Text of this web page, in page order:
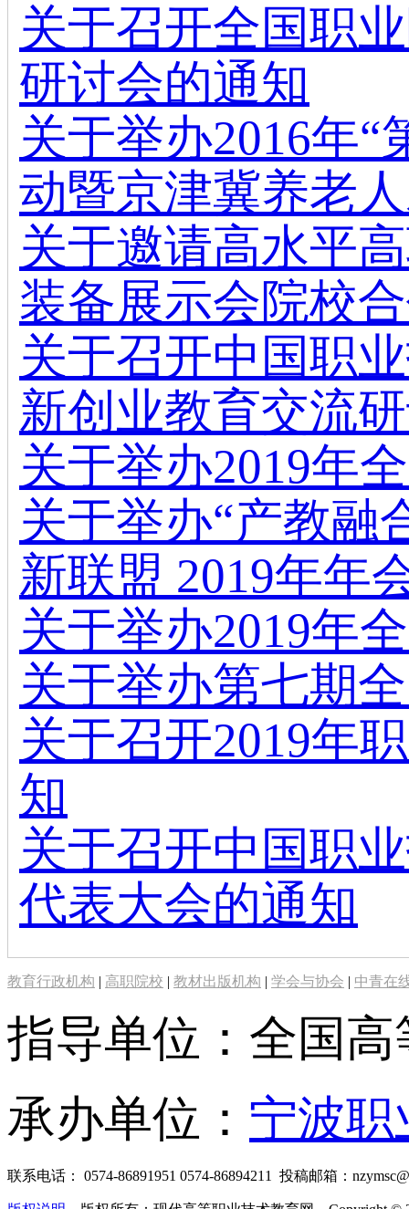
关于召开全国职
研讨会的通知
关于举办2016年
动暨京津冀养老
关于邀请高水平
装备展示会院校
关于召开中国职
新创业教育交流
关于举办2019年
关于举办“产教融
新联盟 2019年年
关于举办2019年
关于举办第七期
关于召开2019年
知
关于召开中国职
代表大会的通知
教育行政机构 | 高职院校 | 教材出版机构 | 学会与协会 | 中青在
指导单位：全国
承办单位： 宁波
联系电话： 0574-86891951 0574-86894211 投稿邮箱：